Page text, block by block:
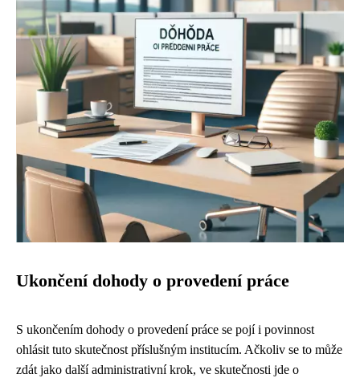
Ukončení dohody o provedení práce
S ukončením dohody o provedení práce se pojí i povinnost
ohlásit tuto skutečnost příslušným institucím. Ačkoliv se to může
zdát jako další administrativní krok, ve skutečnosti jde o